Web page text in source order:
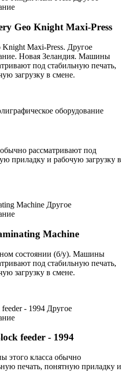
Geo Knight Maxi-Press
Maxi-Press. Другое
Новая Зеландия. Машины
под стабильную печать,
загрузку в смене.
оборудование
рассматривают под
приладку и рабочую загрузку в
Другое
Machine
состоянии (б/у). Машины
под стабильную печать,
загрузку в смене.
Другое
feeder - 1994
этого класса обычно
печать, понятную приладку и